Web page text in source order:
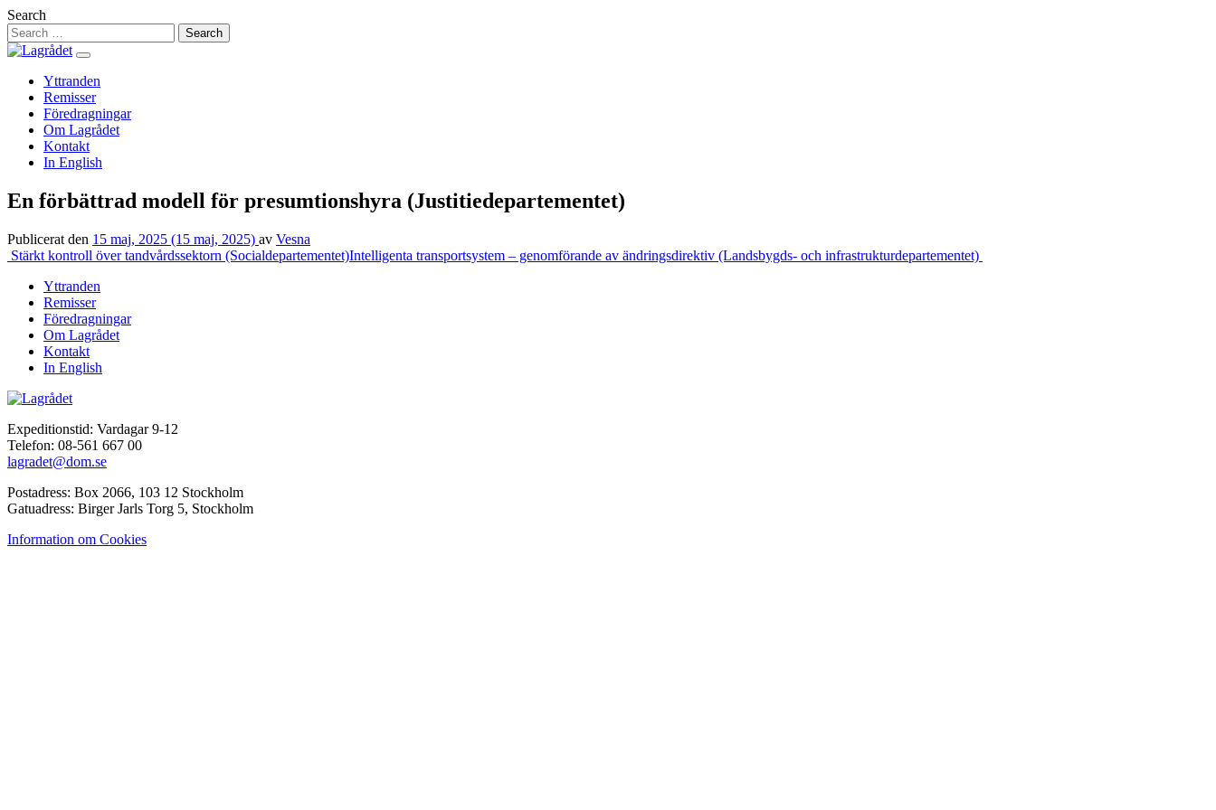
Hoppa
till
innehåll
Search
Yttranden
Remisser
Föredragningar
Om Lagrådet
Kontakt
In English
En förbättrad modell för presumtionshyra (Justitiedepartementet)
Publicerat den 15 maj, 2025 (15 maj, 2025) av Vesna
Inläggsnavigering
Stärkt kontroll över tandvårdssektorn (Socialdepartementet)Intelligenta transportsystem – genomförande av ändringsdirektiv (Landsbygds- och infrastrukturdepartementet)
Yttranden
Remisser
Föredragningar
Om Lagrådet
Kontakt
In English
Expeditionstid: Vardagar 9-12
Telefon: 08-561 667 00
lagradet@dom.se
Postadress: Box 2066, 103 12 Stockholm
Gatuadress: Birger Jarls Torg 5, Stockholm
Information om Cookies